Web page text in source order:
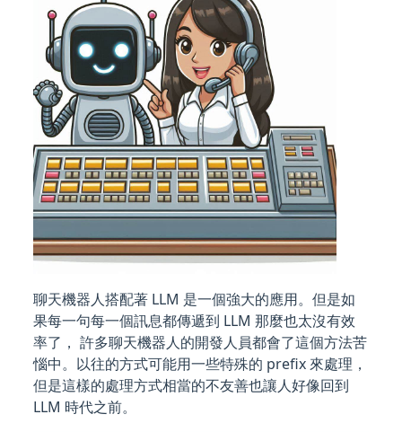
聊天機器人搭配著 LLM 是一個強大的應用。但是如
果每一句每一個訊息都傳遞到 LLM 那麼也太沒有效
率了， 許多聊天機器人的開發人員都會了這個方法苦
惱中。以往的方式可能用一些特殊的 prefix 來處理，
但是這樣的處理方式相當的不友善也讓人好像回到
LLM 時代之前。